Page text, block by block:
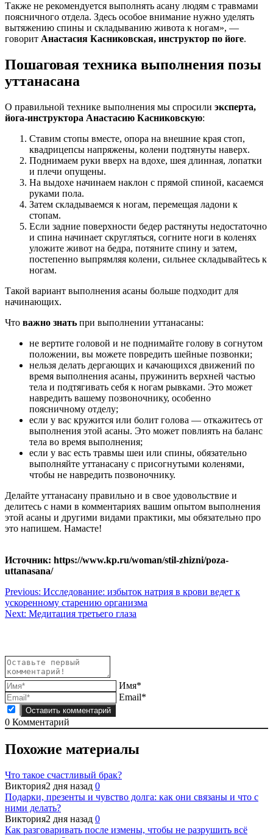
Также не рекомендуется выполнять асану людям с травмами
поясничного отдела. Здесь особое внимание нужно уделять
вытяжению спины и складыванию живота к ногам», —
говорит Анастасия Касниковская, инструктор по йоге.
Пошаговая техника выполнения позы
уттанасана
О правильной технике выполнения мы спросили эксперта,
йога-инструктора Анастасию Касниковскую:
Ставим стопы вместе, опора на внешние края стоп,
квадрицепсы напряжены, колени подтянуты наверх.
Поднимаем руки вверх на вдохе, шея длинная, лопатки
и плечи опущены.
На выдохе начинаем наклон с прямой спиной, касаемся
руками пола.
Затем складываемся к ногам, перемещая ладони к
стопам.
Если задние поверхности бедер растянуты недостаточно
и спина начинает скругляться, согните ноги в коленях
уложите живот на бедра, потяните спину и затем,
постепенно выпрямляя колени, сильнее складывайтесь к
ногам.
Такой вариант выполнения асаны больше подходит для
начинающих.
Что важно знать при выполнении уттанасаны:
не вертите головой и не поднимайте голову в согнутом
положении, вы можете повредить шейные позвонки;
нельзя делать дергающих и качающихся движений по
время выполнения асаны, пружинить верхней частью
тела и подтягивать себя к ногам рывками. Это может
навредить вашему позвоночнику, особенно
поясничному отделу;
если у вас кружится или болит голова — откажитесь от
выполнения этой асаны. Это может повлиять на баланс
тела во время выполнения;
если у вас есть травмы шеи или спины, обязательно
выполняйте уттанасану с присогнутыми коленями,
чтобы не навредить позвоночнику.
Делайте уттанасану правильно и в свое удовольствие и
делитесь с нами в комментариях вашим опытом выполнения
этой асаны и другими видами практики, мы обязательно про
это напишем. Намасте!
Источник: https://www.kp.ru/woman/stil-zhizni/poza-
uttanasana/
Навигация
по
Previous: Исследование: избыток натрия в крови ведет к
ускоренному старению организма
Next: Медитация третьего глаза
Имя*
Email*
0 Комментарий
Похожие материалы
Что такое счастливый брак?
Виктория2 дня назад 0
Подарки, презенты и чувство долга: как они связаны и что с
ними делать?
Виктория2 дня назад 0
Как разговаривать после измены, чтобы не разрушить всё